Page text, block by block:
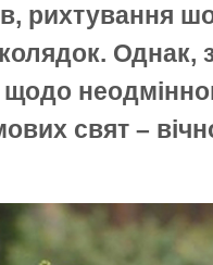
рихтування
Однак,
свят –